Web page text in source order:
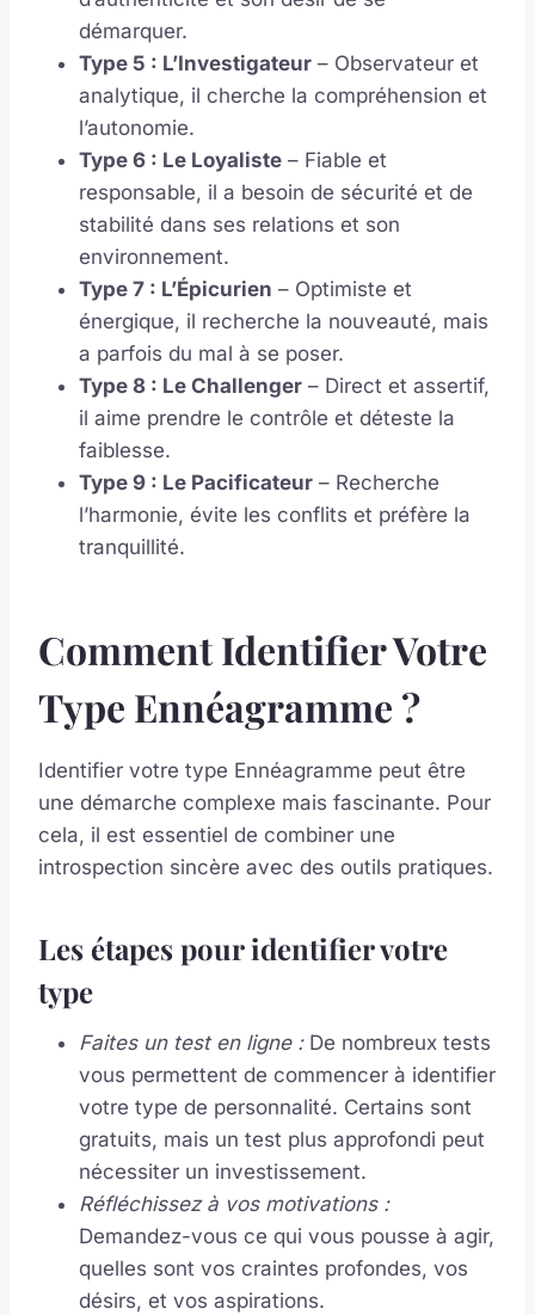
démarquer.
Type 5 : L’Investigateur – Observateur et
analytique, il cherche la compréhension et
l’autonomie.
Type 6 : Le Loyaliste – Fiable et
responsable, il a besoin de sécurité et de
stabilité dans ses relations et son
environnement.
Type 7 : L’Épicurien – Optimiste et
énergique, il recherche la nouveauté, mais
a parfois du mal à se poser.
Type 8 : Le Challenger – Direct et assertif,
il aime prendre le contrôle et déteste la
faiblesse.
Type 9 : Le Pacificateur – Recherche
l’harmonie, évite les conflits et préfère la
tranquillité.
Comment Identifier Votre
Type Ennéagramme ?
Identifier votre type Ennéagramme peut être
une démarche complexe mais fascinante. Pour
cela, il est essentiel de combiner une
introspection sincère avec des outils pratiques.
Les étapes pour identifier votre
type
Faites un test en ligne :De nombreux tests
vous permettent de commencer à identifier
votre type de personnalité. Certains sont
gratuits, mais un test plus approfondi peut
nécessiter un investissement.
Réfléchissez à vos motivations :
Demandez-vous ce qui vous pousse à agir,
quelles sont vos craintes profondes, vos
désirs, et vos aspirations.